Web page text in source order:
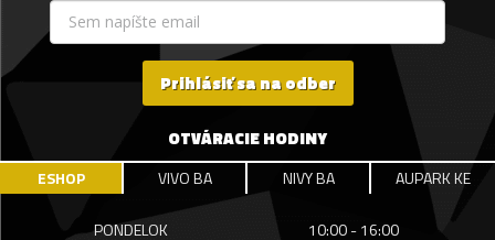
Prihlásiť sa na odber
OTVÁRACIE HODINY
ESHOP VIVO BA NIVY BA AUPARK KE
PONDELOK 10:00 - 16:00